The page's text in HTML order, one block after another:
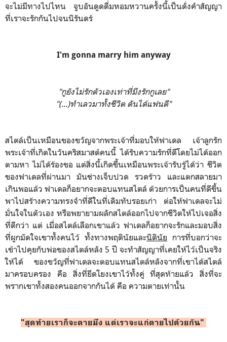
จะไม่มีทางไปไหน จูบอันดูดดื่มหอมหวานครั้งนี้เป็นดั่งคำสัญญา
ที่เราจะรักกันไปจนนิรันดร์
I'm gonna marry him anyway
"กูยังไม่รักตัวเองเท่าที่มึงรักกูเลย"
"(...)ทำเลวมาทั้งชีวิต ดันได้แฟนดี"
สไตล์เป็นเหมือนของขวัญจากพระเจ้าที่มอบให้ฟาเดล เจ้าลูกรัก
พระเจ้าที่เกิดในวันคริสมาสต์คนนี้ ได้รับความรักที่ดีโดยไม่ได้ออก
ตามหา ไม่ได้ร้องขอ แต่สิ่งนี้เกิดขึ้นเหมือนพระเจ้ารับรู้ได้ว่า ชีวิต
ของฟาเดลที่ผ่านมา มันช่างเจ็บปวด รวดร้าว และแตกสลายมา
เกินพอแล้ว ฟาเดลก็อยากจะตอบแทนสไตล์ ด้วยการเป็นคนที่ดีขึ้น
พาไปสร้างความทรงจำที่ดีในที่เดิมทับรอยเก่า ต่อให้ฟาเดลจะไม่
มั่นใจในตัวเอง หรือพยายามผลักสไตล์ออกไปจากชีวิตให้ไปเจอสิ่ง
ที่ดีกว่า แต่ เมื่อสไตล์เลือกเขาแล้ว ฟาเดลก็อยากจะรักและมอบสิ่ง
ที่ผูกมัดใจเขาทั้งคนไว้ ทั้งทางพฤตินัยและนิตินัย การที่บอกว่าจะ
เข้าไปคุยกับพ่อของสไตล์หลัง 5 ปี จะทำสัญญาที่เคยให้ไว้เป็นจริง
ให้ได้ ของขวัญที่ฟาเดลจะตอบแทนสไตล์หลังจากที่เขาได้สไตล์
มาครอบครอง คือ สิ่งที่ยึดโยงเขาไว้ทั้งคู่ ที่สุดท้ายแล้ว สิ่งที่จะ
พรากเขาทั้งสองคนออกจากกันได้ คือ ความตายเท่านั้น
"สุดท้ายเราก็จะตายมึง แต่เราจะแก่ตายไปด้วยกัน"